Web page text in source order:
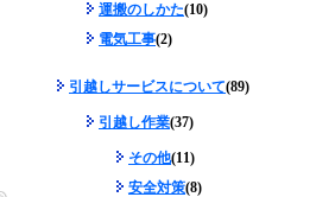
運搬のしかた(10)
電気工事(2)
引越しサービスについて(89)
引越し作業(37)
その他(11)
安全対策(8)